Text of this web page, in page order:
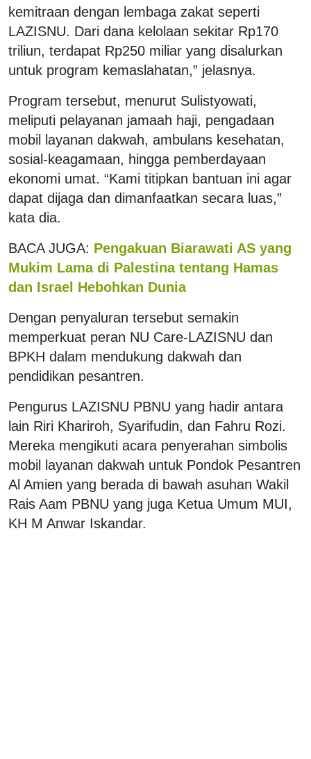
kemitraan dengan lembaga zakat seperti
LAZISNU. Dari dana kelolaan sekitar Rp170
triliun, terdapat Rp250 miliar yang disalurkan
untuk program kemaslahatan,” jelasnya.
Program tersebut, menurut Sulistyowati,
meliputi pelayanan jamaah haji, pengadaan
mobil layanan dakwah, ambulans kesehatan,
sosial-keagamaan, hingga pemberdayaan
ekonomi umat. “Kami titipkan bantuan ini agar
dapat dijaga dan dimanfaatkan secara luas,”
kata dia.
BACA JUGA: Pengakuan Biarawati AS yang
Mukim Lama di Palestina tentang Hamas
dan Israel Hebohkan Dunia
Dengan penyaluran tersebut semakin
memperkuat peran NU Care-LAZISNU dan
BPKH dalam mendukung dakwah dan
pendidikan pesantren.
Pengurus LAZISNU PBNU yang hadir antara
lain Riri Khariroh, Syarifudin, dan Fahru Rozi.
Mereka mengikuti acara penyerahan simbolis
mobil layanan dakwah untuk Pondok Pesantren
Al Amien yang berada di bawah asuhan Wakil
Rais Aam PBNU yang juga Ketua Umum MUI,
KH M Anwar Iskandar.